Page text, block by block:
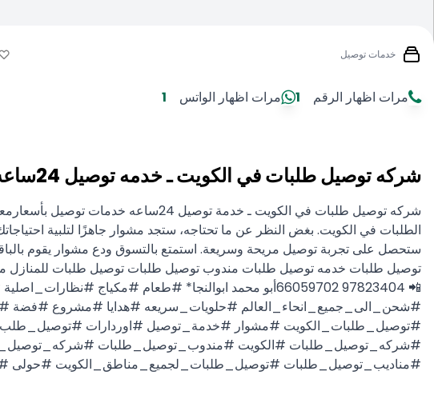
خدمات توصيل
مرات اظهار الرقم 1 مرات اظهار الواتس 1
شركه توصيل طلبات في الكويت ـ خدمه توصيل 24ساعه ـ97823404
الطلبات في الكويت. بغض النظر عن ما تحتاجه، ستجد مشوار جاهزًا لتلبية
ستحصل على تجربة توصيل مريحة وسريعة. استمتع بالتسوق ودع مشوار يقوم
توصيل طلبات خدمه توصيل طلبات مندوب توصيل طلبات توصيل طلبات
#شحن_الى_جميع_انحاء_العالم #حلويات_سريعه #هدايا #مشروع
#توصيل_طلبات_الكويت #مشوار #خدمة_توصيل #اوردارات
#شركه_توصيل_طلبات #الكويت #مندوب_توصيل_طلبات
#مناديب_توصيل_طلبات #توصيل_طلبات_لجميع_مناطق_الكويت #حولى